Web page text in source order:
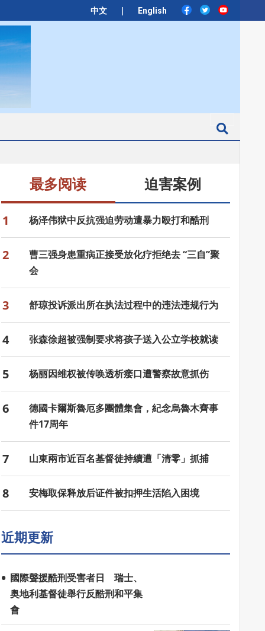
中文 | English
最多阅读 迫害案例
1 杨泽伟狱中反抗强迫劳动遭暴力殴打和酷刑
2
曹三强身患重病正接受放化疗拒绝去 “三自”聚
会
3 舒琼投诉派出所在执法过程中的违法违规行为
4 张森徐超被强制要求将孩子送入公立学校就读
5 杨丽因维权被传唤透析瘘口遭警察故意抓伤
6
德國卡爾斯魯厄多團體集會，紀念烏魯木齊事
件17周年
7 山東兩市近百名基督徒持續遭「清零」抓捕
8 安梅取保释放后证件被扣押生活陷入困境
近期更新
國際聲援酷刑受害者日 瑞士、
奥地利基督徒舉行反酷刑和平集
會